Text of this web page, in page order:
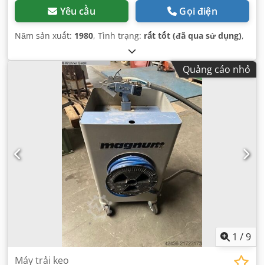
Yêu cầu Gọi điện
Năm sản xuất: 1980, Tình trạng: rất tốt (đã qua sử dụng),
Quảng cáo nhỏ
1 /9
Máy trải keo